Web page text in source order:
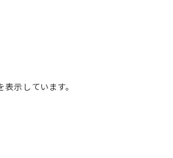
示しています。